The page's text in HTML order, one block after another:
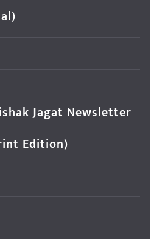
Jagat Newsletter
Edition)